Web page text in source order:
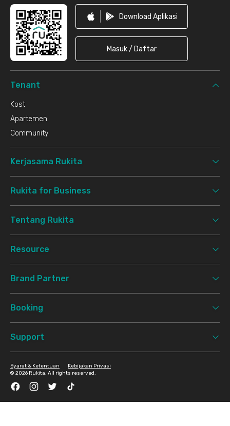
Download Aplikasi
Masuk / Daftar
Tenant
Kost
Apartemen
Community
Kerjasama Rukita
Rukita for Business
Tentang Rukita
Resource
Brand Partner
Booking
Support
© 2026 Rukita. All rights reserved.
Syarat & Ketentuan Kebijakan Privasi
FacebookInstagramTwitter TikTok